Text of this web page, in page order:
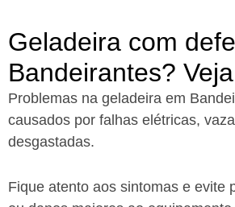
Geladeira com
Bandeirantes?
Problemas na geladeira em
causados por falhas elétricas,
desgastadas.
Fique atento aos sintomas e evite